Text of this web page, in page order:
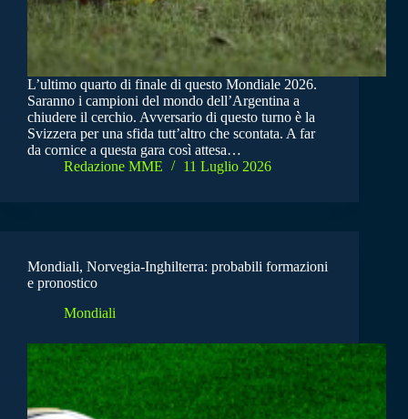
L’ultimo quarto di finale di questo Mondiale 2026.
Saranno i campioni del mondo dell’Argentina a
chiudere il cerchio. Avversario di questo turno è la
Svizzera per una sfida tutt’altro che scontata. A far
da cornice a questa gara così attesa…
Redazione MME
11 Luglio 2026
Mondiali, Norvegia-Inghilterra: probabili formazioni
e pronostico
Mondiali